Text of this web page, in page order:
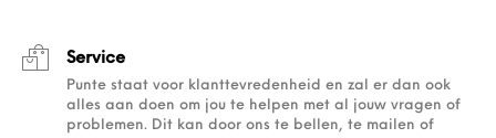
Service
Punte staat voor klanttevredenheid en zal er dan ook
alles aan doen om jou te helpen met al jouw vragen of
problemen. Dit kan door ons te bellen, te mailen of